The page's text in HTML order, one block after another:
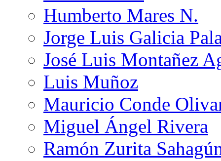
Humberto Mares N.
Jorge Luis Galicia
José Luis Montañez
Luis Muñoz
Mauricio Conde
Miguel Ángel Rivera
Ramón Zurita